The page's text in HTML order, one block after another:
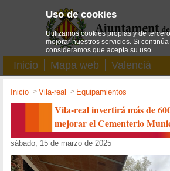
Inicio Mapa web Valencià
Inicio ->Vila-real -> Equipamientos
Vila-real invertirá más de
mejorar el Cementerio
sábado, 15 de marzo de 2025
Uso de cookies
Utilizamos cookies propias y de
mejorar nuestros servicios. Si continúa
consideramos que acepta su uso.